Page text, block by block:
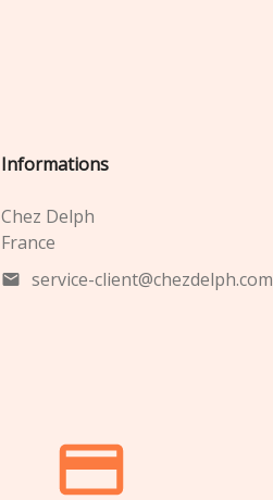
Informations
Chez Delph
France
mail service-client@chezdelph.com